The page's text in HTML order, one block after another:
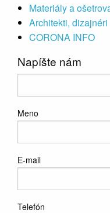
Materiály a
Architekti, dizajnéri
CORONA INFO
Napíšte nám
Meno
E-mail
Telefón